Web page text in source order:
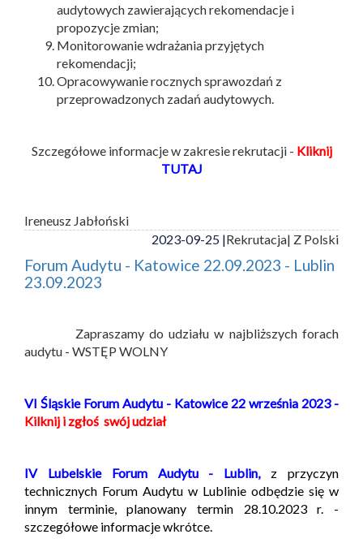
audytowych zawierających rekomendacje i
propozycje zmian;
Monitorowanie wdrażania przyjętych
rekomendacji;
Opracowywanie rocznych sprawozdań z
przeprowadzonych zadań audytowych.
Szczegółowe informacje w zakresie rekrutacji - Kliknij
TUTAJ
Ireneusz Jabłoński
2023-09-25 |Rekrutacja| Z Polski
Forum Audytu - Katowice 22.09.2023 - Lublin
23.09.2023
Zapraszamy do udziału w najbliższych forach
audytu - WSTĘP WOLNY
VI Śląskie Forum Audytu - Katowice 22 września 2023 -
Kilknij i zgłoś swój udział
IV Lubelskie Forum Audytu - Lublin,
z przyczyn
technicznych Forum Audytu w Lublinie odbędzie się w
innym terminie, planowany termin 28.10.2023 r. -
szczegółowe informacje wkrótce.